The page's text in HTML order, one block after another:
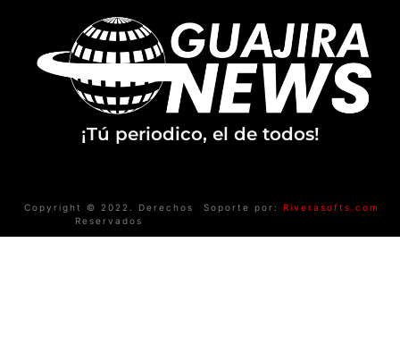
¡Tú periodico, el de todos!
Copyright © 2022. Derechos
Reservados
Soporte por: Riverasofts.com